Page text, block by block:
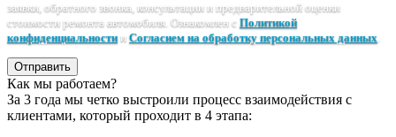
заявки, обратного звонка, консультации и предварительной оценки
стоимости ремонта автомобиля. Ознакомлен с Политикой
конфиденциальностии Согласием на обработку персональных данных
Отправить
Как мы работаем?
За 3 года мы четко выстроили процесс взаимодействия с
клиентами, который проходит в 4 этапа: